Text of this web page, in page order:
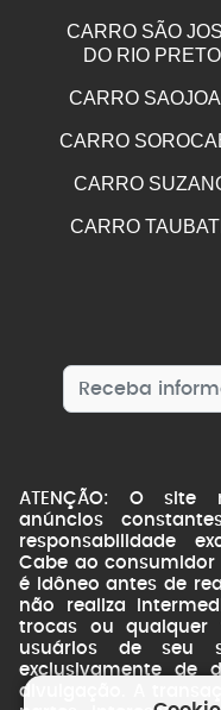
CARRO SÃO
DO RIO PRETO
CARRO
CARRO
CARRO
CARRO
ATENÇÃO: O site
anúncios
responsabilidade
Cabe ao
é idôneo antes de
não realiza
trocas ou qualquer
usuários de seu
exclusivamente de
divulgação. A